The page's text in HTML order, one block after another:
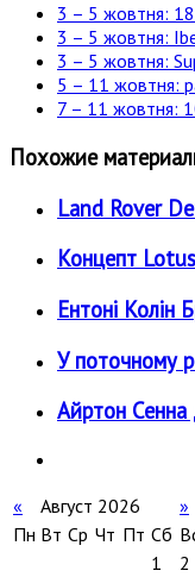
3 – 5 жовтня:
3 – 5 жовтня:
3 – 5 жовтня:
5 – 11 жовтня:
7 – 11 жовтня:
Похожие
Land Rover
Концепт
Ентоні
У поточному
Айртон Сенна
« Август 2026
»
Пн Вт Ср Чт Пт Сб
1
2